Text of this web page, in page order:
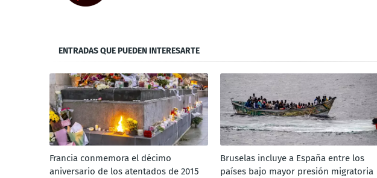
ENTRADAS QUE PUEDEN INTERESARTE
Francia conmemora el décimo
aniversario de los atentados de 2015
Bruselas incluye a España entre los
países bajo mayor presión migratoria